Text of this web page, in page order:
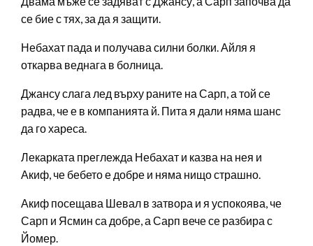
се бие с тях, за да я защити.
Небахат пада и получава силни болки. Айля я
откарва веднага в болница.
Джансу слага лед върху раните на Сарп, а той се
радва, че е в компанията й. Пита я дали няма шанс
да го хареса.
Лекарката преглежда Небахат и казва на нея и
Акиф, че бебето е добре и няма нищо страшно.
Акиф посещава Шевал в затвора и я успокоява, че
Сарп и Ясмин са добре, а Сарп вече се разбира с
Йомер.